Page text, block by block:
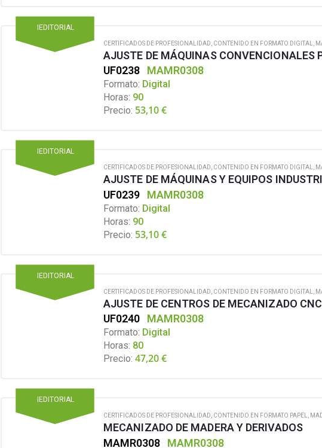
IEDITORIAL
CERTIFICADOS DE PROFESIONALIDAD CONTENIDO EN FORMATO DIGITAL
AJUSTE DE MÁQUINAS CONVENCIONALES
UF0238
MAMR0308
Formato: Digital
Horas: 90
Precio: 53,10€
IEDITORIAL
CERTIFICADOS DE PROFESIONALIDAD, CONTENIDO EN FORMATO DIGITAL,
AJUSTE DE MÁQUINAS Y EQUIPOS
UF0239
MAMR0308
Formato: Digital
Horas: 90
Precio: 53,10€
IEDITORIAL
CERTIFICADOS DE PROFESIONALIDAD CONTENIDO EN FORMATO DIGITAL
AJUSTE DE CENTROS DE MECANIZADO CNC
UF0240
MAMR0308
Formato: Digital
Horas: 80
Precio: 47,20€
IEDITORIAL
CERTIFICADOS DE PROFESIONALIDAD CONTENIDO EN FORMATO PAPEL
MECANIZADO DE MADERA Y DERIVADOS
MAMR0308
MAMR0308